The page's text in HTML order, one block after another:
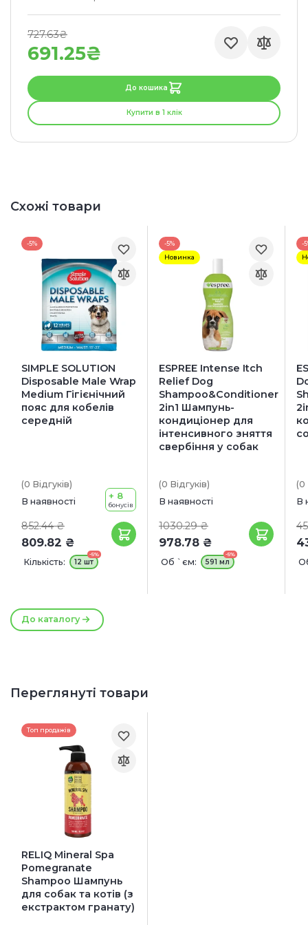
691.25₴
727.63₴
До кошика
Купити в 1 клік
Схожі товари
До каталогу
-5%
SIMPLE SOLUTION
Disposable Male Wrap
Medium Гігієнічний
пояс для кобелів
середній
(0 Відгуків)
В наявності
852.44 ₴
809.82 ₴
+ 8
бонусів
Кількість:
-5%
12 шт
-5%
Новинка
ESPREE Intense Itch
Relief Dog
Shampoo&Conditioner
2in1 Шампунь-
кондиціонер для
інтенсивного зняття
свербіння у собак
(0 Відгуків)
В наявності
1030.29 ₴
978.78 ₴
Об `єм:
-5%
591 мл
-
(0
В
Переглянуті товари
Топ продажів
RELIQ Mineral Spa
Pomegranate
Shampoo Шампунь
для собак та котів (з
екстрактом гранату)